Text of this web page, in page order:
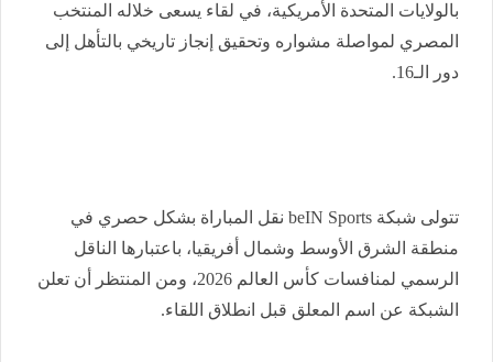
بالولايات المتحدة الأمريكية، في لقاء يسعى خلاله المنتخب
المصري لمواصلة مشواره وتحقيق إنجاز تاريخي بالتأهل إلى
دور الـ16.
تتولى شبكة beIN Sports نقل المباراة بشكل حصري في
منطقة الشرق الأوسط وشمال أفريقيا، باعتبارها الناقل
الرسمي لمنافسات كأس العالم 2026، ومن المنتظر أن تعلن
الشبكة عن اسم المعلق قبل انطلاق اللقاء.